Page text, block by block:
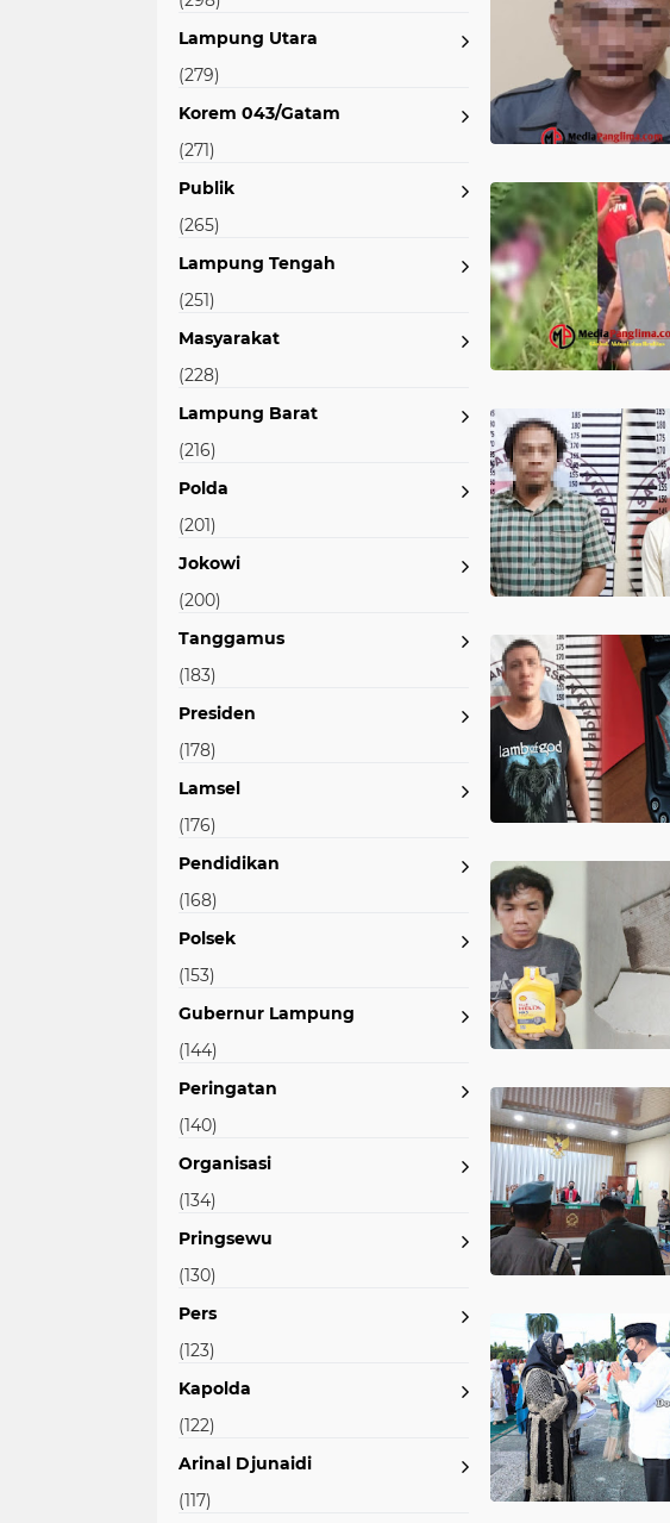
Lampung Utara
(279)
Korem 043/Gatam
(271)
Publik
(265)
Lampung Tengah
(251)
Masyarakat
(228)
Lampung Barat
(216)
Polda
(201)
Jokowi
(200)
Tanggamus
(183)
Presiden
(178)
Lamsel
(176)
Pendidikan
(168)
Polsek
(153)
Gubernur Lampung
(144)
Peringatan
(140)
Organisasi
(134)
Pringsewu
(130)
Pers
(123)
Kapolda
(122)
Arinal Djunaidi
(117)